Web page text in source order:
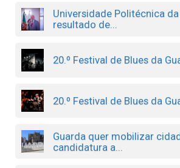
Universidade Politécnica
resultado de...
20.º Festival de Blues da
20.º Festival de Blues da
Guarda quer mobilizar
candidatura a...